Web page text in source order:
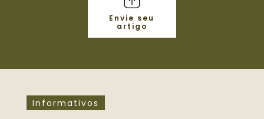
Envie seu
artigo
Informativos